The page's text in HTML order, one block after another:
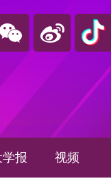
报 视频